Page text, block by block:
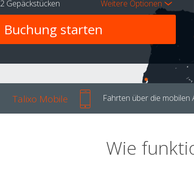
2 Gepäckstücken Weitere Optionen
Talixo Mobile Fahrten über die mobilen
Wie